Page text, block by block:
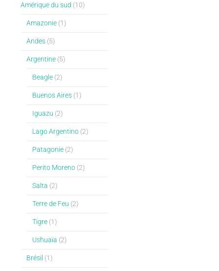
Amérique du sud (10)
Amazonie(1)
Andes(5)
Argentine(5)
Beagle(2)
Buenos Aires(1)
Iguazu (2)
Lago Argentino(2)
Patagonie(2)
Perito Moreno(2)
Salta (2)
Terre de Feu (2)
Tigre(1)
Ushuaïa (2)
Brésil (1)